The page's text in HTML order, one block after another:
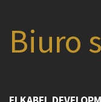
Biuro